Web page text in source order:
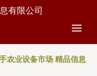
有限公司
农业设备市场 精品信息